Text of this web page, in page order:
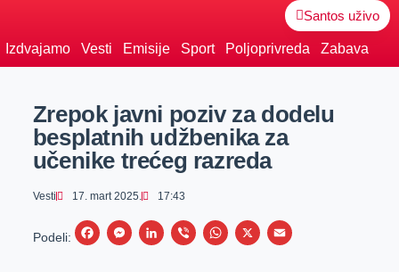
Santos uživo
Izdvajamo Vesti Emisije Sport Poljoprivreda Zabava
Zrepok javni poziv za dodelu
besplatnih udžbenika za
učenike trećeg razreda
Vesti 17. mart 2025. 17:43
Podeli:
F
M
L
V
W
X
E